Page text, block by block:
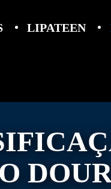
LIPATEEN